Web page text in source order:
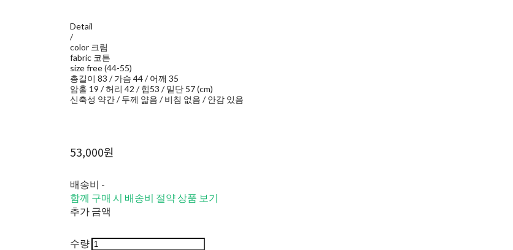
Detail
/
color 크림
fabric 코튼
size free (44-55)
총길이 83 / 가슴 44 / 어깨 35
암홀 19 / 허리 42 / 힙53 / 밑단 57 (cm)
신축성 약간 / 두께 얇음 / 비침 없음 / 안감 있음
53,000원
배송비 -
함께 구매 시 배송비 절약 상품 보기
추가 금액
수량